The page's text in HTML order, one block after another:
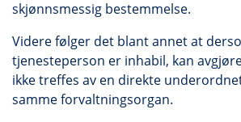
skjønnsmessig bestemmelse.
Videre følger det blant annet at
tjenesteperson er inhabil, kan
ikke treffes av en direkte
samme forvaltningsorgan.